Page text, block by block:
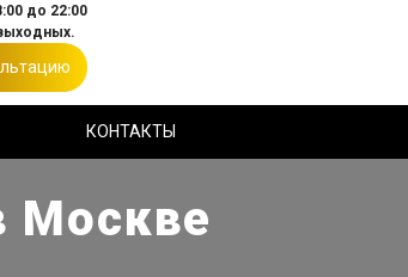
до 22:00
КОНТАКТЫ
Москве